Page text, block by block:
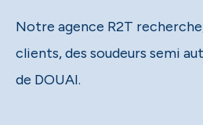
Notre agence R2T
clients, des soudeurs semi
de DOUAI.